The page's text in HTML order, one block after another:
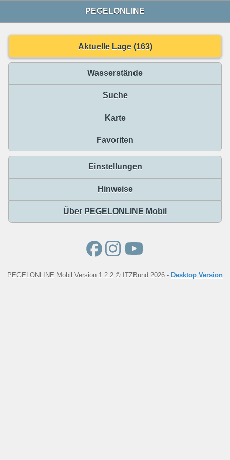
PEGELONLINE
Aktuelle Lage (163)
Wasserstände
Suche
Karte
Favoriten
Einstellungen
Hinweise
Über PEGELONLINE Mobil
PEGELONLINE Mobil Version 1.2.2 © ITZBund 2026 - Desktop Version